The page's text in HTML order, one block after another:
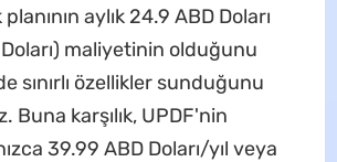
planının aylık 24.9 ABD Doları
maliyetinin olduğunu
sınırlı özellikler sunduğunu
Buna karşılık, UPDF'nin
39.99 ABD Doları/yıl veya